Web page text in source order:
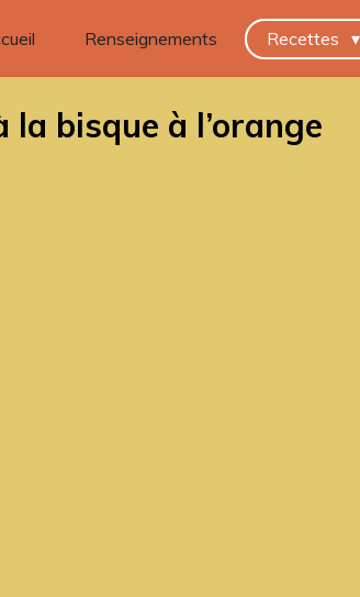
Renseignements Recettes
bisque à l’orange